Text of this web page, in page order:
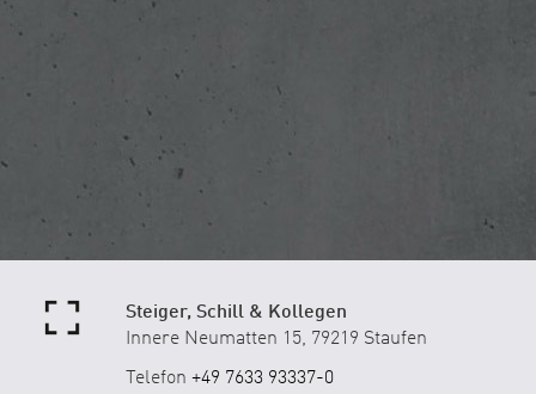
Steiger, Schill & Kollegen
Innere Neumatten 15, 79219 Staufen
Telefon +49 7633 93337-0